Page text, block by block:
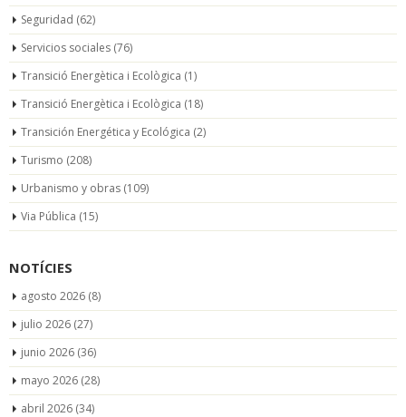
Seguridad (62)
Servicios sociales (76)
Transició Energètica i Ecològica (1)
Transició Energètica i Ecològica (18)
Transición Energética y Ecológica (2)
Turismo (208)
Urbanismo y obras (109)
Via Pública (15)
NOTÍCIES
agosto 2026 (8)
julio 2026 (27)
junio 2026 (36)
mayo 2026 (28)
abril 2026 (34)